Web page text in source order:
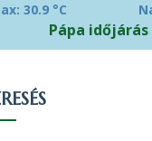
30.9 °C
Pápa